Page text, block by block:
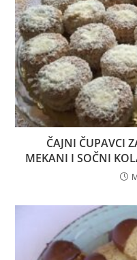
ČAJNI ČUPAVCI
MEKANI I SOČNI